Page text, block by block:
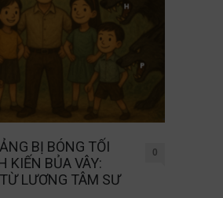
BỊ BÓNG TỐI
KIẾN BỦA VÂY:
LƯƠNG TÂM SƯ
0